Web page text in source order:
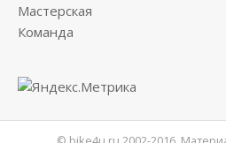
Мастерская
Команда